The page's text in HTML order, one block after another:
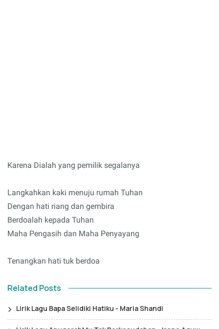
Karena Dialah yang pemilik segalanya
Langkahkan kaki menuju rumah Tuhan
Dengan hati riang dan gembira
Berdoalah kepada Tuhan
Maha Pengasih dan Maha Penyayang
Tenangkan hati tuk berdoa
Related Posts
Lirik Lagu Bapa Selidiki Hatiku - Maria Shandi